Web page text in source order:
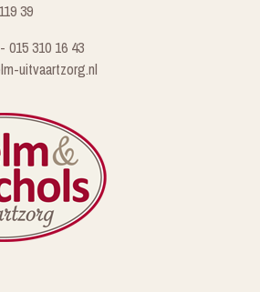
39
015 310 16 43
uitvaartzorg.nl